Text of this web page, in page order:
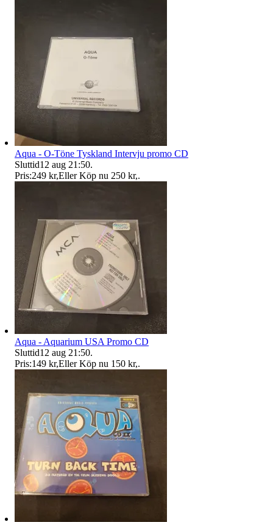
Aqua - O-Töne Tyskland Intervju promo CD
Sluttid12 aug 21:50.
Pris:249 kr,Eller Köp nu 250 kr,.
Aqua - Aquarium USA Promo CD
Sluttid12 aug 21:50.
Pris:149 kr,Eller Köp nu 150 kr,.